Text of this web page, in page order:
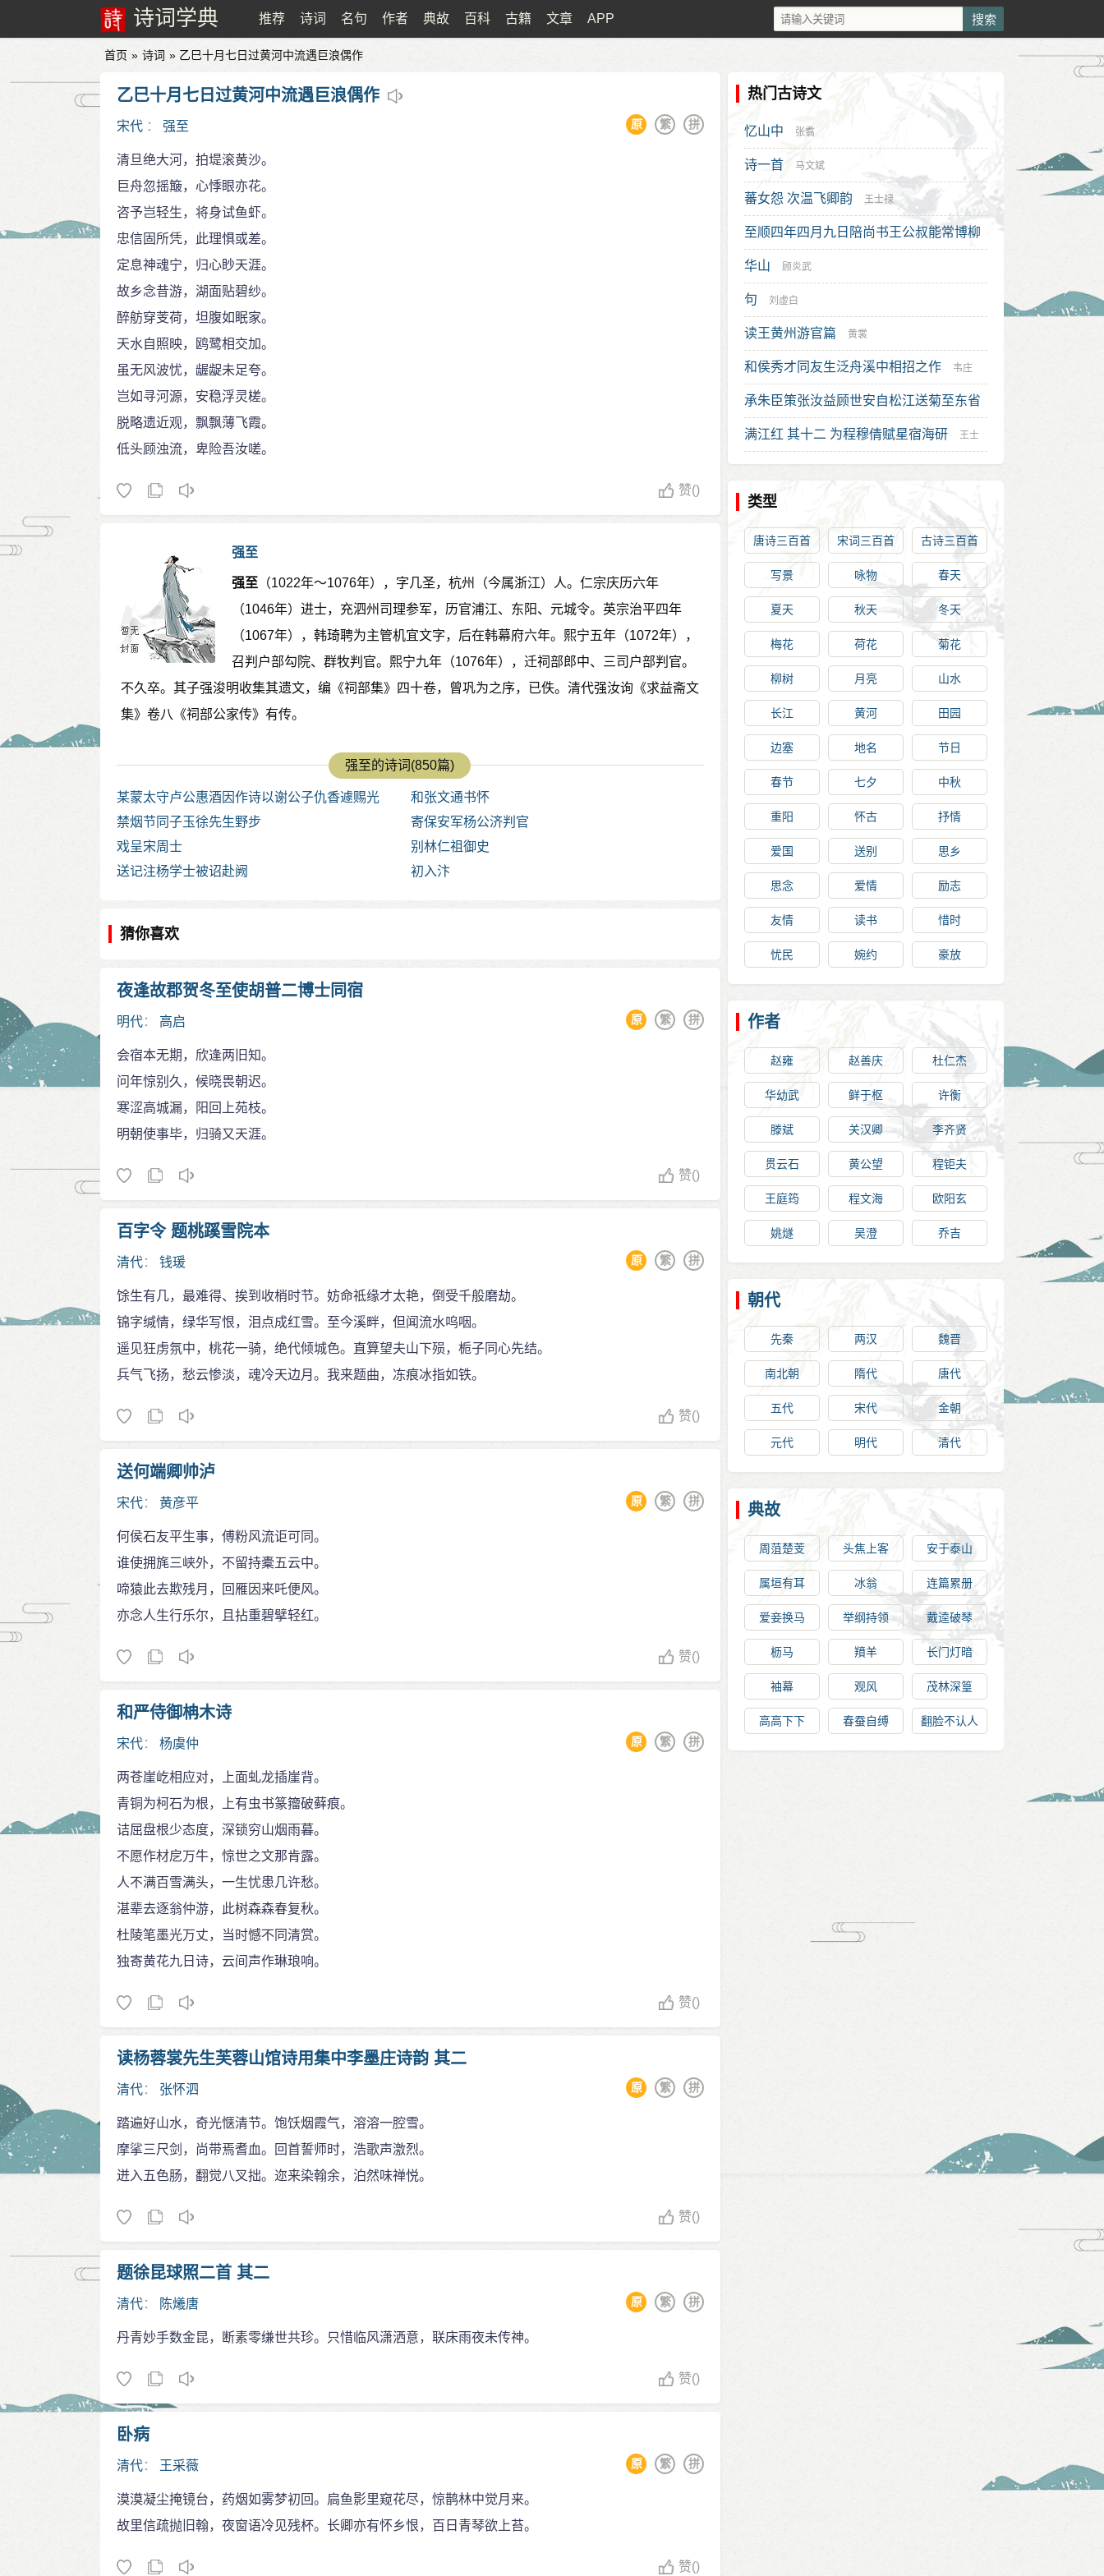
诗词学典 推荐 诗词 名句 作者 典故 百科 古籍 文章 APP
首页 » 诗词 » 乙巳十月七日过黄河中流遇巨浪偶作
乙巳十月七日过黄河中流遇巨浪偶作
宋代 ： 强至 拼
繁
原
清旦绝大河，拍堤滚黄沙。
巨舟忽摇簸，心悸眼亦花。
咨予岂轻生，将身试鱼虾。
忠信固所凭，此理惧或差。
定息神魂宁，归心眇天涯。
故乡念昔游，湖面贴碧纱。
醉舫穿芰荷，坦腹如眠家。
天水自照映，鸥鹭相交加。
虽无风波忧，龌龊未足夸。
岂如寻河源，安稳浮灵槎。
脱略遗近观，飘飘薄飞霞。
低头顾浊流，卑险吾汝嗟。
赞()
强至
强至 （1022年～1076年），字几圣，杭州（今属浙江）人。仁宗庆历六年
（1046年）进士，充泗州司理参军，历官浦江、东阳、元城令。英宗治平四年
（1067年），韩琦聘为主管机宜文字，后在韩幕府六年。熙宁五年（1072年），
召判户部勾院、群牧判官。熙宁九年（1076年），迁祠部郎中、三司户部判官。
不久卒。其子强浚明收集其遗文，编《祠部集》四十卷，曾巩为之序，已佚。清代强汝询《求益斋文
集》卷八《祠部公家传》有传。
强至的诗词(850篇)
某蒙太守卢公惠酒因作诗以谢公子仇香遽赐光
和张文通书怀
禁烟节同子玉徐先生野步
寄保安军杨公济判官
戏呈宋周士
别林仁祖御史
送记注杨学士被诏赴阙
初入汴
猜你喜欢
夜逢故郡贺冬至使胡普二博士同宿
明代： 高启 拼
繁
原
会宿本无期，欣逢两旧知。
问年惊别久，候晓畏朝迟。
寒涩高城漏，阳回上苑枝。
明朝使事毕，归骑又天涯。
赞()
百字令 题桃蹊雪院本
清代： 钱瑗 拼
繁
原
馀生有几，最难得、挨到收梢时节。妨命祗缘才太艳，倒受千般磨劫。
锦字缄情，绿华写恨，泪点成红雪。至今溪畔，但闻流水呜咽。
遥见狂虏氛中，桃花一骑，绝代倾城色。直算望夫山下殒，栀子同心先结。
兵气飞扬，愁云惨淡，魂冷天边月。我来题曲，冻痕冰指如铁。
赞()
送何端卿帅泸
宋代： 黄彦平 拼
繁
原
何侯石友平生事，傅粉风流讵可同。
谁使拥旄三峡外，不留持橐五云中。
啼猿此去欺残月，回雁因来吒便风。
亦念人生行乐尔，且拈重碧擘轻红。
赞()
和严侍御柟木诗
宋代： 杨虞仲 拼
繁
原
两苍崖屹相应对，上面虬龙插崖背。
青铜为柯石为根，上有虫书篆籀破藓痕。
诘屈盘根少态度，深锁穷山烟雨暮。
不愿作材戹万牛，惊世之文那肯露。
人不满百雪满头，一生忧患几许愁。
湛辈去逐翁仲游，此树森森春复秋。
杜陵笔墨光万丈，当时憾不同清赏。
独寄黄花九日诗，云间声作琳琅响。
赞()
读杨蓉裳先生芙蓉山馆诗用集中李墨庄诗韵 其二
清代： 张怀泗 拼
繁
原
踏遍好山水，奇光惬清节。饱饫烟霞气，溶溶一腔雪。
摩挲三尺剑，尚带焉耆血。回首誓师时，浩歌声激烈。
迸入五色肠，翻觉八叉拙。迩来染翰余，泊然味禅悦。
赞()
题徐昆球照二首 其二
清代： 陈爔唐 拼
繁
原
丹青妙手数金昆，断素零缣世共珍。只惜临风潇洒意，联床雨夜未传神。
赞()
卧病
清代： 王采薇 拼
繁
原
漠漠凝尘掩镜台，药烟如雾梦初回。扃鱼影里窥花尽，惊鹊林中觉月来。
故里信疏抛旧翰，夜窗语冷见残杯。长卿亦有怀乡恨，百日青琴欲上苔。
赞()
热门古诗文
忆山中 张翥
诗一首 马文斌
蕃女怨 次温飞卿韵 王士禄
至顺四年四月九日陪尚书王公叔能常博柳
公道传州尹干君寿道钱翼之文学同游天平
赋近体诗二首时范氏诸孙在焉
华山 顾炎武
句 刘虚白
读王黄州游官篇 黄裳
和侯秀才同友生泛舟溪中相招之作 韦庄
承朱臣策张汝益顾世安自松江送菊至东省
谢以短诗二首 其二 顾璘
满江红 其十二 为程穆倩赋星宿海研 王士
类型
唐诗三百首 宋词三百首 古诗三百首
写景 咏物 春天
夏天 秋天 冬天
梅花 荷花 菊花
柳树 月亮 山水
长江 黄河 田园
边塞 地名 节日
春节 七夕 中秋
重阳 怀古 抒情
爱国 送别 思乡
思念 爱情 励志
友情 读书 惜时
忧民 婉约 豪放
作者
赵雍 赵善庆 杜仁杰
华幼武 鲜于枢 许衡
滕斌 关汉卿 李齐贤
贯云石 黄公望 程钜夫
王庭筠 程文海 欧阳玄
姚燧 吴澄 乔吉
朝代
先秦 两汉 魏晋
南北朝 隋代 唐代
五代 宋代 金朝
元代 明代 清代
典故
周菹楚芰 头焦上客 安于泰山
属垣有耳 冰翁 连篇累册
爱妾换马 举纲持领 戴逵破琴
枥马 羵羊 长门灯暗
袖幕 观风 茂林深篁
高高下下 春蚕自缚 翻脸不认人